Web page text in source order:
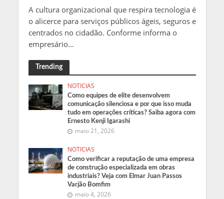
A cultura organizacional que respira tecnologia é
o alicerce para serviços públicos ágeis, seguros e
centrados no cidadão. Conforme informa o
empresário...
Trending
NOTICIAS
Como equipes de elite desenvolvem
comunicação silenciosa e por que isso muda
tudo em operações críticas? Saiba agora com
Ernesto Kenji Igarashi
maio 21, 2026
NOTICIAS
Como verificar a reputação de uma empresa
de construção especializada em obras
industriais? Veja com Elmar Juan Passos
Varjão Bomfim
maio 4, 2026